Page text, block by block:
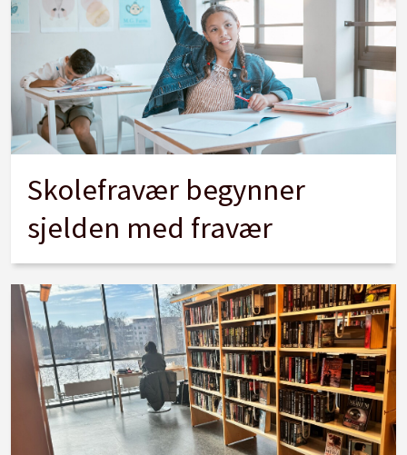
Skolefravær begynner
sjelden med fravær